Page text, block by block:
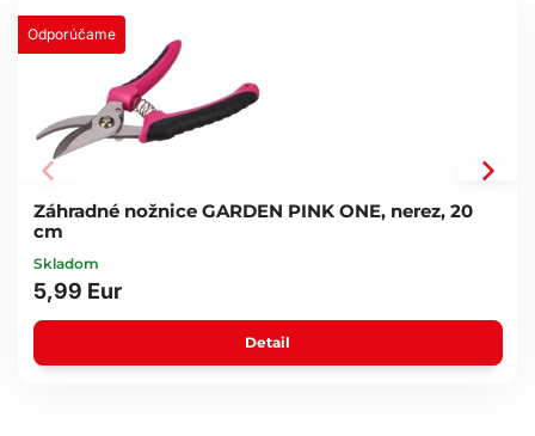
Materiál: pozinkovaná uhlíková oceľ, PP (plast) a TPR guma
Celková dĺžka: 360 mm
Dĺžka oceľovej časti: 225 mm
Dĺžka rukoväte: 135 mm
Šírka: 65 mm
Hmotnosť: 185 g
Odporúčame
Záhradné nožnice GARDEN PINK ONE, nerez, 20
cm
Skladom
5,99 Eur
Detail